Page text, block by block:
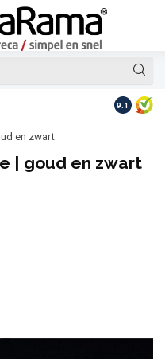
Op
9.1
en zwart
| goud en zwart